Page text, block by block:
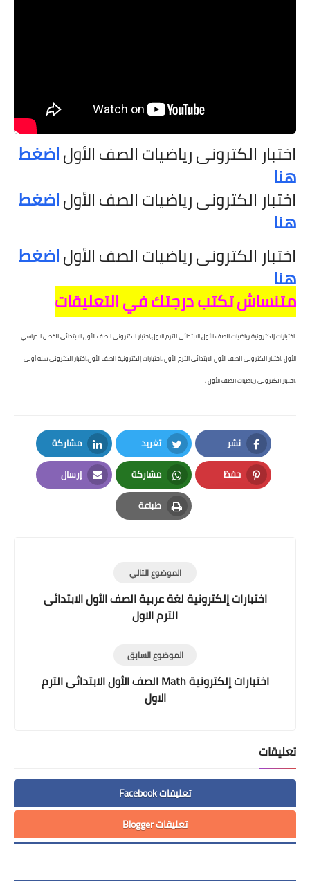
اختبار الكترونى رياضيات الصف الأولاضغط
هنا
اختبار الكترونى رياضيات الصف الأولاضغط
هنا
اختبار الكترونى رياضيات الصف الأولاضغط
هنا
متنساش تكتب درجتك في التعليقات
اختبارات إلكترونية رياضيات الصف الأول الابتدائى الترم الاول,اختبار الكترونى الصف الأول الابتدائى الفصل الدراسي
الأول ,اختبار الكترونى الصف الأول الابتدائى الترم الأول ,اختبارات إلكترونية الصف الأول,اختبار الكترونى سنه أولى
,اختبار الكترونى رياضيات الصف الأول ,
نشر
Facebook
تغريد
Twitter
مشاركة
LinkedIn
حفظ
Pinterest
مشاركة
Whatsapp
إرسال
Email
طباعة
Print
الموضوع التالي
اختبارات إلكترونية لغة عربية الصف الأول الابتدائى
الترم الاول
الموضوع السابق
اختبارات إلكترونية Math الصف الأول الابتدائى الترم
الاول
تعليقات
تعليقات Facebook
تعليقات Blogger